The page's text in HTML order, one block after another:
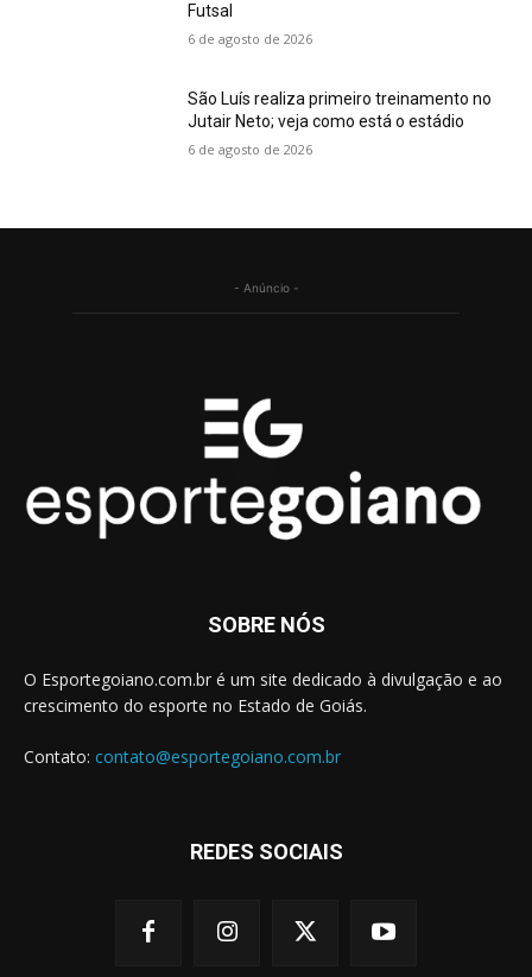
Futsal
6 de agosto de 2026
São Luís realiza primeiro treinamento no
Jutair Neto; veja como está o estádio
6 de agosto de 2026
- Anúncio -
SOBRE NÓS
O Esportegoiano.com.br é um site dedicado à divulgação e ao
crescimento do esporte no Estado de Goiás.
Contato: contato@esportegoiano.com.br
REDES SOCIAIS